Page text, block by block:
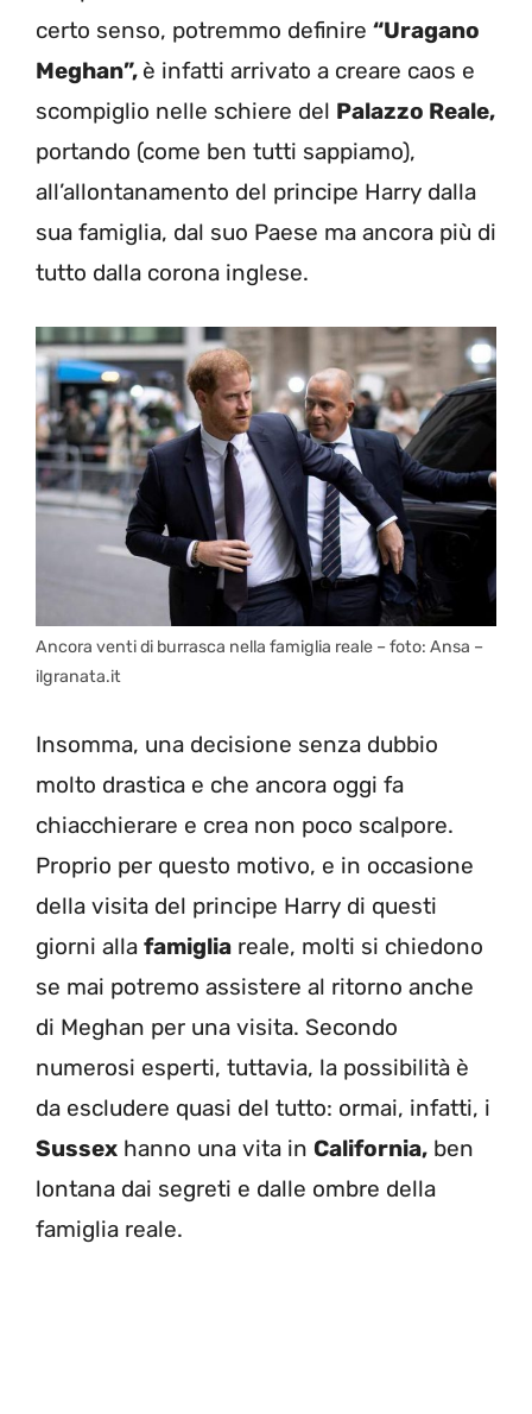
certo senso, potremmo definire “Uragano
Meghan”, è infatti arrivato a creare caos e
scompiglio nelle schiere del Palazzo Reale,
portando (come ben tutti sappiamo),
all’allontanamento del principe Harry dalla
sua famiglia, dal suo Paese ma ancora più di
tutto dalla corona inglese.
Ancora venti di burrasca nella famiglia reale – foto: Ansa –
ilgranata.it
Insomma, una decisione senza dubbio
molto drastica e che ancora oggi fa
chiacchierare e crea non poco scalpore.
Proprio per questo motivo, e in occasione
della visita del principe Harry di questi
giorni alla famiglia reale, molti si chiedono
se mai potremo assistere al ritorno anche
di Meghan per una visita. Secondo
numerosi esperti, tuttavia, la possibilità è
da escludere quasi del tutto: ormai, infatti, i
Sussex hanno una vita in California, ben
lontana dai segreti e dalle ombre della
famiglia reale.